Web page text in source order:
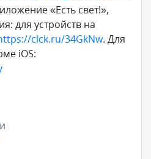
«Есть свет!»,
для устройств на
clck.ru/34GkNw. Для
iOS: